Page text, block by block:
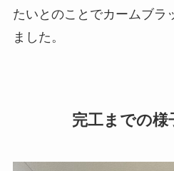
たいとのことでカームブラ
ました。
完工までの様